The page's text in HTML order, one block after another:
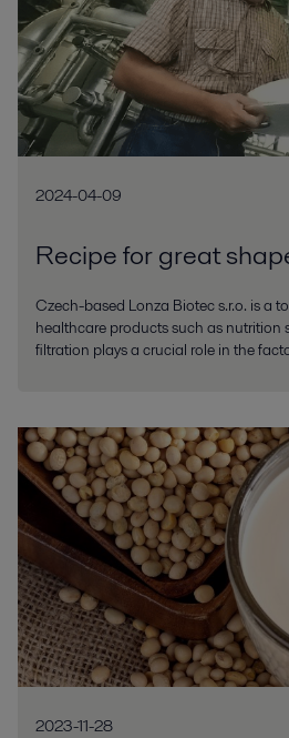
2024-04-09
Recipe for great
Czech-based Lonza Biotec s.r.o. is a
healthcare products such as nutrition
filtration plays a crucial role in the
2023-11-28